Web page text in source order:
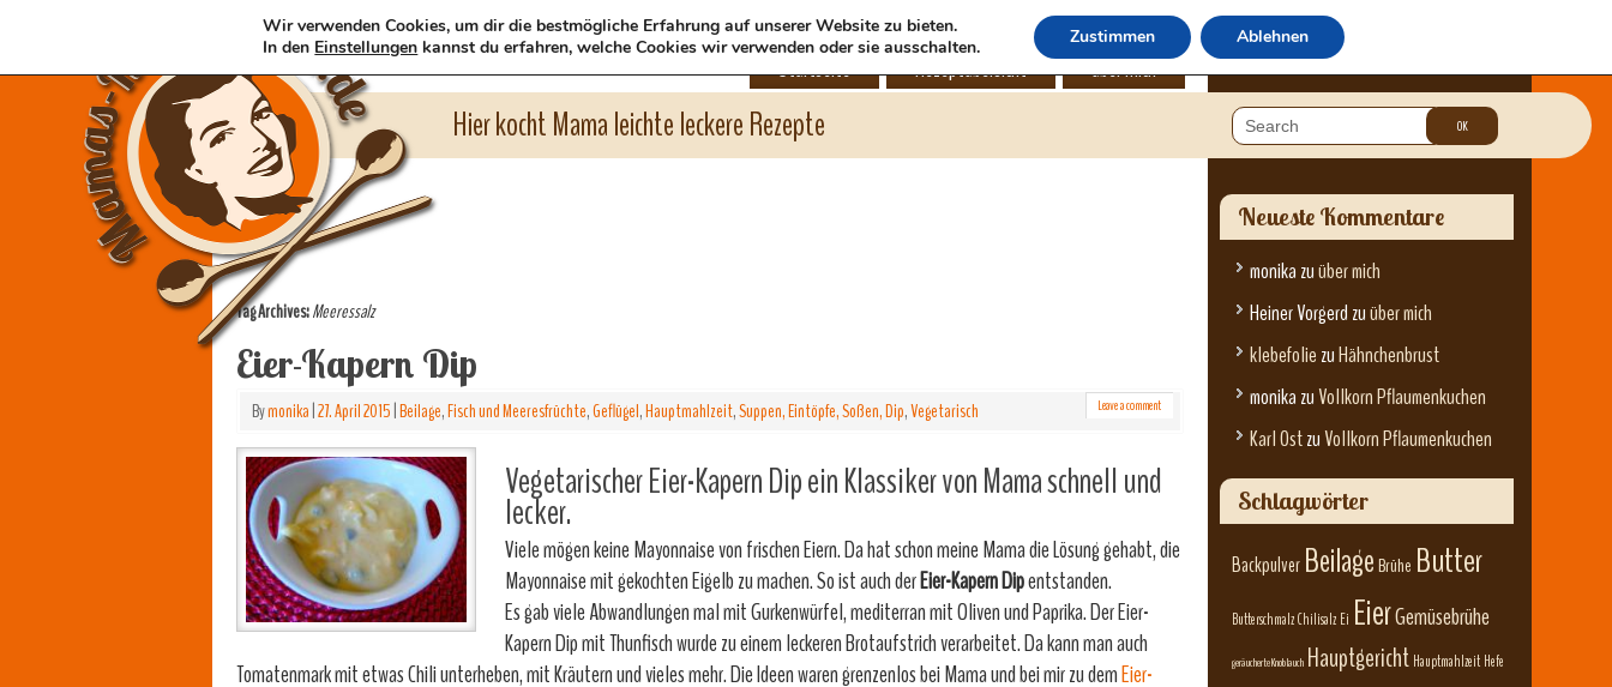
Hier kocht Mama leichte leckere Rezepte
Startseite Rezeptübersicht über mich
Tag Archives:Meeressalz
Eier-Kapern Dip
Bymonika|27. April 2015|Beilage,Fisch und Meeresfrüchte,Geflügel,Hauptmahlzeit,Suppen, Eintöpfe, Soßen, Dip,Vegetarisch Leave a comment
Vegetarischer Eier-Kapern Dip ein Klassiker von Mama schnell und
lecker.
Viele mögen keine Mayonnaise von frischen Eiern. Da hat schon meine Mama die Lösung gehabt, die
Mayonnaise mit gekochten Eigelb zu machen. So ist auch derEier-Kapern Dipentstanden.
Es gab viele Abwandlungen mal mit Gurkenwürfel, mediterran mit Oliven und Paprika. Der Eier-
Kapern Dip mit Thunfisch wurde zu einem leckeren Brotaufstrich verarbeitet. Da kann man auch
Tomatenmark mit etwas Chili unterheben, mit Kräutern und vieles mehr. Die Ideen waren grenzenlos bei Mama und bei mir zu demEier-
Neueste Kommentare
monika zuüber mich
Heiner Vorgerd zuüber mich
klebefolie zuHähnchenbrust
monika zuVollkorn Pflaumenkuchen
Karl OstzuVollkorn Pflaumenkuchen
Schlagwörter
Backpulver BeilageBrühe Butter
ButterschmalzChilisalz Ei EierGemüsebrühe
geräucherte Knoblauch Hauptgericht Hauptmahlzeit Hefe
Wir verwenden Cookies, um dir die bestmögliche Erfahrung auf unserer Website zu bieten.
In den Einstellungen kannst du erfahren, welche Cookies wir verwenden oder sie ausschalten. Zustimmen Ablehnen